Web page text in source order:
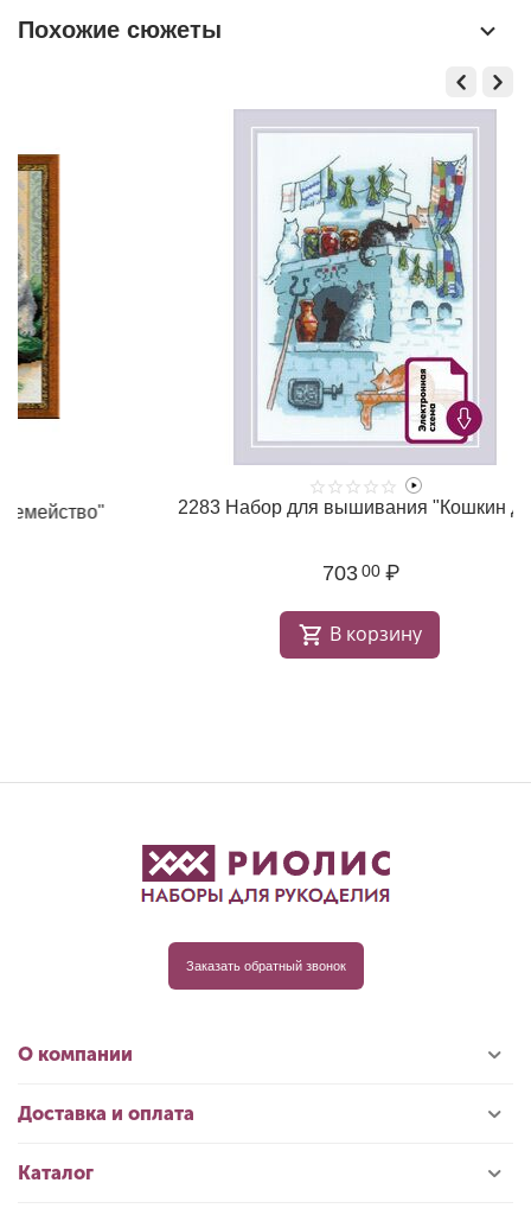
Похожие сюжеты
2283 Набор для вышивания "Кошкин дом"
В корзину
Заказать обратный звонок
О компании
Доставка и оплата
Каталог